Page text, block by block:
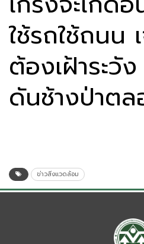
ใช้รถใช้ถนน
ต้องเฝ้าระวั
ดันช้างป่าต
ข่าวสิ่งแวดล้อม